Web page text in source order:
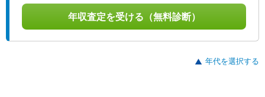
年収査定を受ける（無料診断）
年代を選択する